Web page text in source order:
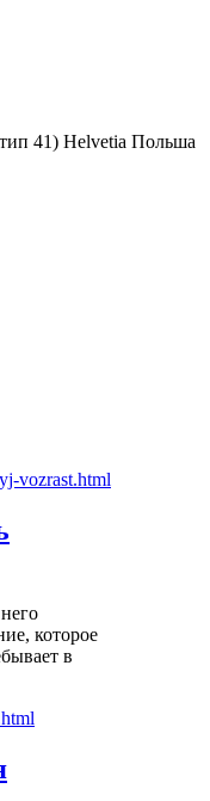
41) Helvetia Польша
которое
в